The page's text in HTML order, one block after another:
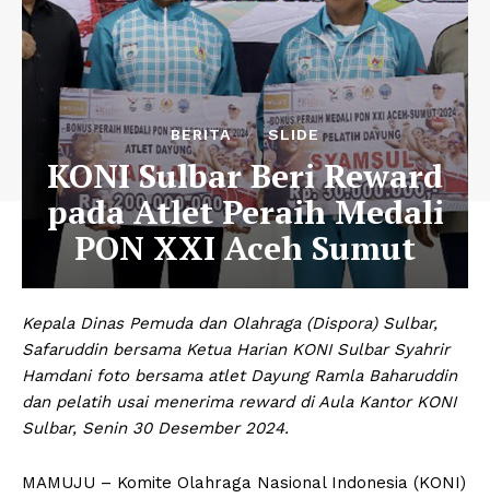
BERITA SLIDE
KONI Sulbar Beri Reward
pada Atlet Peraih Medali
PON XXI Aceh Sumut
Kepala Dinas Pemuda dan Olahraga (Dispora) Sulbar,
Safaruddin bersama Ketua Harian KONI Sulbar Syahrir
Hamdani foto bersama atlet Dayung Ramla Baharuddin
dan pelatih usai menerima reward di Aula Kantor KONI
Sulbar, Senin 30 Desember 2024.
MAMUJU – Komite Olahraga Nasional Indonesia (KONI)